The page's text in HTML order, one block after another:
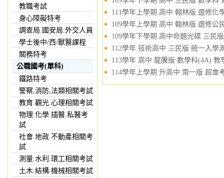
教職考試
身心障礙特考
調查局.國安局.外交人員
學士後中/西/獸醫課程
關務特考
公職國考(單科)
鐵路特考
警察,消防,法類相關考試
教育.觀光.心理相關考試
物理.化學.插醫.私醫考
試
社會.地政.不動產相關考
試
測量.水利.環工相關考試
土木.結構.機械相關考試
111學年上學期 高中 翰林版 選修
109學年上學期 高中 翰林版 選修公
109學年下學期 高中命題光碟 三民
112學年 技術高中 三民版 統一入學
113學年 高中 龍騰版 數學科(4A) 教
114學年上學期 升高中 南一版 超會